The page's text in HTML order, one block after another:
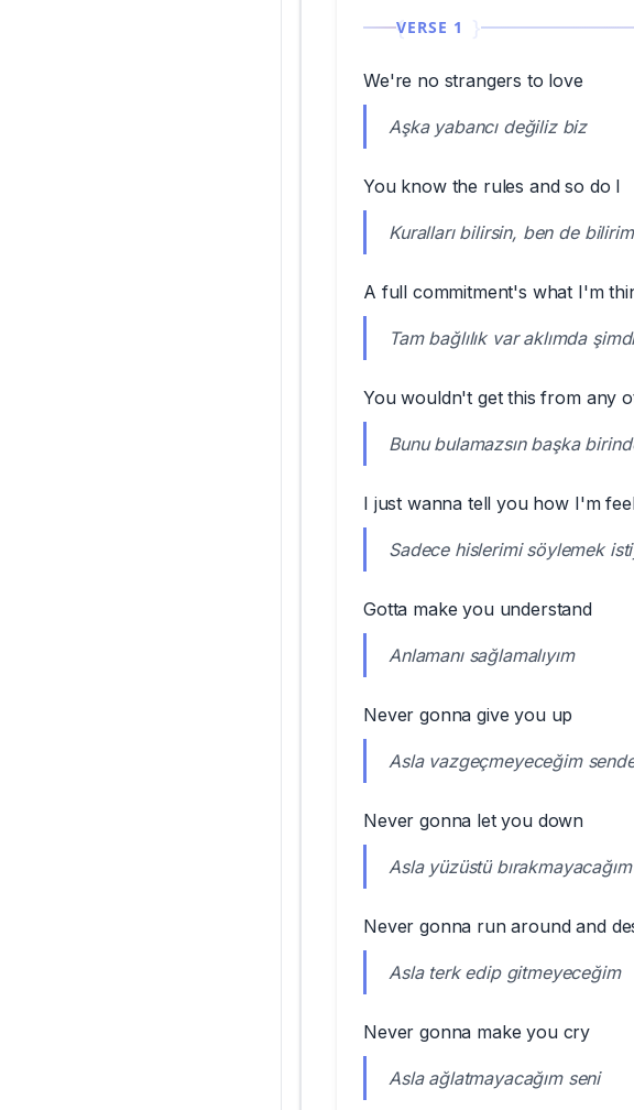
VERSE 1
We're no strangers to love
Aşka yabancı değiliz biz
You know the rules and so do I
Kuralları bilirsin, ben de bilirim
A full commitment's what I'm
Tam bağlılık var aklımda
You wouldn't get this from any
Bunu bulamazsın başka
I just wanna tell you how I'm
Sadece hislerimi söylemek
Gotta make you understand
Anlamanı sağlamalıyım
Never gonna give you up
Asla vazgeçmeyeceğim
Never gonna let you down
Asla yüzüstü
Never gonna run around and
Asla terk edip gitmeyeceğim
Never gonna make you cry
Asla ağlatmayacağım seni